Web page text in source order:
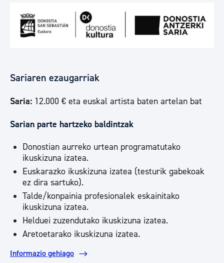
Sariaren ezaugarriak
Saria: 12.000 € eta euskal artista baten artelan bat
Sarian parte hartzeko baldintzak
Donostian aurreko urtean programatutako
ikuskizuna izatea.
Euskarazko ikuskizuna izatea (testurik gabekoak
ez dira sartuko).
Talde/konpainia profesionalek eskainitako
ikuskizuna izatea.
Helduei zuzendutako ikuskizuna izatea.
Aretoetarako ikuskizuna izatea.
Informazio gehiago